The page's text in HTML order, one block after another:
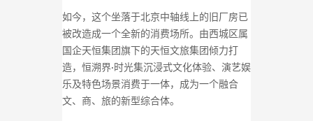
如今，这个坐落于北京中轴线上的旧厂房已
被改造成一个全新的消费场所。由西城区属
国企天恒集团旗下的天恒文旅集团倾力打
造，恒溯界·时光集沉浸式文化体验、演艺娱
乐及特色场景消费于一体，成为一个融合
文、商、旅的新型综合体。